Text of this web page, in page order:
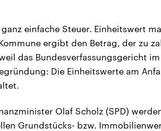
einfache Steuer. Einheitswert
ergibt den Betrag, der zu
das Bundesverfassungsgericht
Die Einheitswerte am
Olaf Scholz (SPD)
Grundstücks- bzw.